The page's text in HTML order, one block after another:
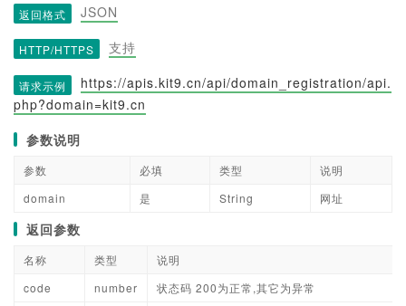
返回格式 JSON
HTTP/HTTPS 支持
请求示例
https://apis.kit9.cn/api/domain_registration/api.
php?domain=kit9.cn
参数说明
参数 必填 类型
说明
domain
是 String 网址
返回参数
名称 类型
说明
code
number
状态码 200为正常,其它为异常